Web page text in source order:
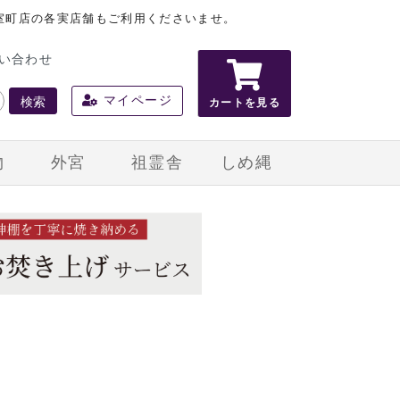
店の各実店舗もご利用くださいませ。
合わせ
検索 マイページ カートを見る
外宮 祖霊舎 しめ縄